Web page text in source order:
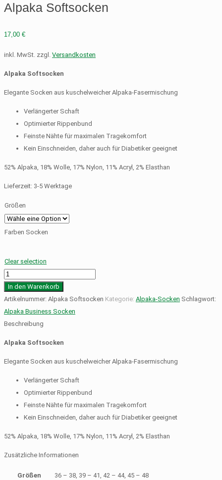
Alpaka Softsocken
17,00 €
inkl. MwSt. zzgl. Versandkosten
Alpaka Softsocken
Elegante Socken aus kuschelweicher Alpaka-Fasermischung
Verlängerter Schaft
Optimierter Rippenbund
Feinste Nähte für maximalen Tragekomfort
Kein Einschneiden, daher auch für Diabetiker geeignet
52% Alpaka, 18% Wolle, 17% Nylon, 11% Acryl, 2% Elasthan
Lieferzeit: 3-5 Werktage
Größen
Farben Socken
Clear selection
Alpaka
Softsocken
Menge
In den Warenkorb
Artikelnummer: Alpaka Softsocken Kategorie: Alpaka-Socken Schlagwort:
Alpaka Business Socken
Beschreibung
Alpaka Softsocken
Elegante Socken aus kuschelweicher Alpaka-Fasermischung
Verlängerter Schaft
Optimierter Rippenbund
Feinste Nähte für maximalen Tragekomfort
Kein Einschneiden, daher auch für Diabetiker geeignet
52% Alpaka, 18% Wolle, 17% Nylon, 11% Acryl, 2% Elasthan
Zusätzliche Informationen
Größen 36 – 38, 39 – 41, 42 – 44, 45 – 48